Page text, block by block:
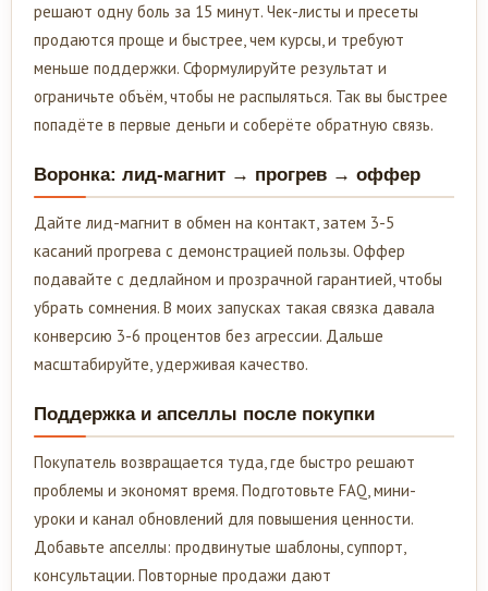
решают одну боль за 15 минут. Чек-листы и пресеты
продаются проще и быстрее, чем курсы, и требуют
меньше поддержки. Сформулируйте результат и
ограничьте объём, чтобы не распыляться. Так вы быстрее
попадёте в первые деньги и соберёте обратную связь.
Воронка: лид-магнит → прогрев → оффер
Дайте лид-магнит в обмен на контакт, затем 3-5
касаний прогрева с демонстрацией пользы. Оффер
подавайте с дедлайном и прозрачной гарантией, чтобы
убрать сомнения. В моих запусках такая связка давала
конверсию 3-6 процентов без агрессии. Дальше
масштабируйте, удерживая качество.
Поддержка и апселлы после покупки
Покупатель возвращается туда, где быстро решают
проблемы и экономят время. Подготовьте FAQ, мини-
уроки и канал обновлений для повышения ценности.
Добавьте апселлы: продвинутые шаблоны, суппорт,
консультации. Повторные продажи дают